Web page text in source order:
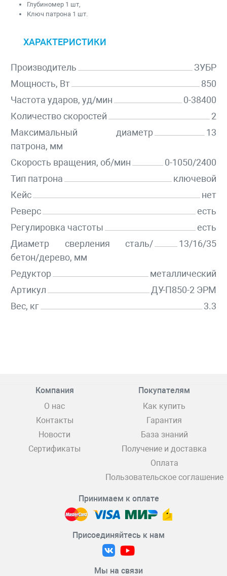
Глубиномер 1 шт,
Ключ патрона 1 шт.
ХАРАКТЕРИСТИКИ
Производитель
ЗУБР
Мощность, Вт
850
Частота ударов, уд/мин
0-38400
Количество скоростей
2
Максимальный диаметр
патрона, мм
13
Скорость вращения, об/мин
0-1050/2400
Тип патрона
ключевой
Кейс
нет
Реверс
есть
Регулировка частоты
есть
Диаметр сверления сталь/
бетон/дерево, мм
13/16/35
Редуктор
металлический
Артикул
ДУ-П850-2 ЭРМ
Вес, кг
3.3
Компания
О нас
Контакты
Новости
Сертификаты
Покупателям
Как купить
Гарантия
База знаний
Получение и доставка
Оплата
Пользовательское соглашение
Принимаем к оплате
Присоединяйтесь к нам
Мы на связи